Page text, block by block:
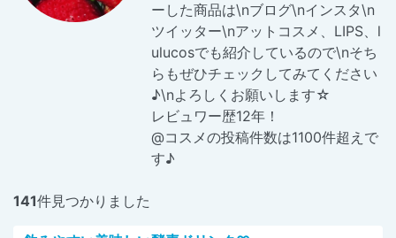
ーした商品は\nブログ\nインスタ\n
ツイッター\nアットコスメ、LIPS、l
ulucosでも紹介しているので\nそち
らもぜひチェックしてみてください
♪\nよろしくお願いします☆
レビュワー歴12年！
@コスメの投稿件数は1100件超えで
す♪
141件見つかりました